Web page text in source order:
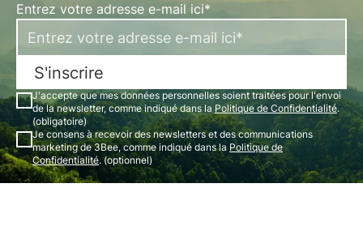
Entrez votre adresse e-mail ici*
S'inscrire
J'accepte que mes données personnelles soient traitées pour l'envoi
de la newsletter, comme indiqué dans la Politique de Confidentialité.
(obligatoire)
Je consens à recevoir des newsletters et des communications
marketing de 3Bee, comme indiqué dans la Politique de
Confidentialité. (optionnel)